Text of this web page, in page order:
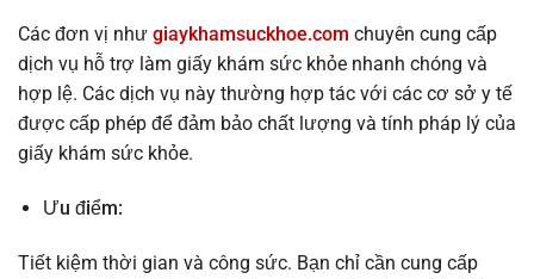
Các đơn vị như giaykhamsuckhoe.com chuyên cung cấp
dịch vụ hỗ trợ làm giấy khám sức khỏe nhanh chóng và
hợp lệ. Các dịch vụ này thường hợp tác với các cơ sở y tế
được cấp phép để đảm bảo chất lượng và tính pháp lý của
giấy khám sức khỏe.
Ưu điểm:
Tiết kiệm thời gian và công sức. Bạn chỉ cần cung cấp